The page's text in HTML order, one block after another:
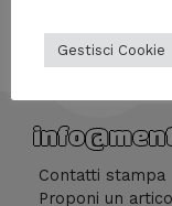
Contatti stampa
Proponi un
Gestisci Cookie